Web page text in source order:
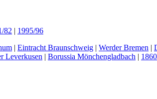
82 | 1995/96
| Eintracht Braunschweig | Werder Bremen |
Leverkusen | Borussia Mönchengladbach |